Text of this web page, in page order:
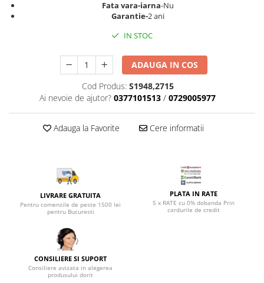
Top saltele 10 cm
Saltele ieftine
Saltele cu plasa de arcuri
Saltele cu spuma
Scaune manager
Scaune pentru bucatarie
Mobila bucatarie
Seturi mese si scaune bucatarie
Mobilier hol
Suporturi si rafturi pantofi
Seturi mobilier hol
Stender haine
Suport pentru umerase
Mobilier gradinita
Mese gradinita
Fata vara-iarna-Nu
Garantie-2 ani
IN STOC
ADAUGA IN COS
Cod Produs: S1948,2715
Ai nevoie de ajutor? 0377101513 / 0729005977
Adauga la Favorite Cere informatii
LIVRARE GRATUITA
Pentru comenzile de peste 1500 lei
pentru Bucuresti
PLATA IN RATE
5 x RATE cu 0% dobanda Prin
cardurile de credit
CONSILIERE SI SUPORT
Consiliere avizata in alegerea
produsului dorit